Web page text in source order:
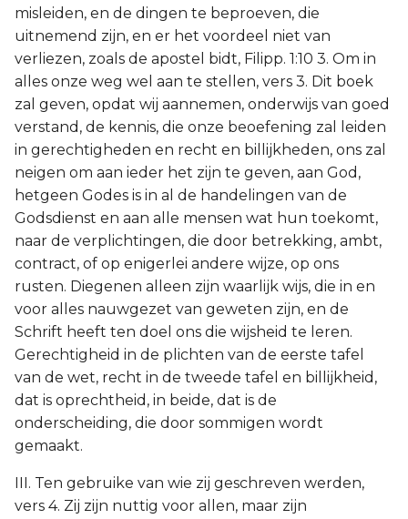
misleiden, en de dingen te beproeven, die
uitnemend zijn, en er het voordeel niet van
verliezen, zoals de apostel bidt, Filipp. 1:10 3. Om in
alles onze weg wel aan te stellen, vers 3. Dit boek
zal geven, opdat wij aannemen, onderwijs van goed
verstand, de kennis, die onze beoefening zal leiden
in gerechtigheden en recht en billijkheden, ons zal
neigen om aan ieder het zijn te geven, aan God,
hetgeen Godes is in al de handelingen van de
Godsdienst en aan alle mensen wat hun toekomt,
naar de verplichtingen, die door betrekking, ambt,
contract, of op enigerlei andere wijze, op ons
rusten. Diegenen alleen zijn waarlijk wijs, die in en
voor alles nauwgezet van geweten zijn, en de
Schrift heeft ten doel ons die wijsheid te leren.
Gerechtigheid in de plichten van de eerste tafel
van de wet, recht in de tweede tafel en billijkheid,
dat is oprechtheid, in beide, dat is de
onderscheiding, die door sommigen wordt
gemaakt.
III. Ten gebruike van wie zij geschreven werden,
vers 4. Zij zijn nuttig voor allen, maar zijn